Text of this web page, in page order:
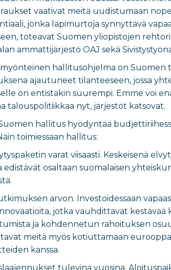
vaativat meitä uudistumaan
jonka läpimurtoja synnyttävä
toteavat Suomen yliopistojen
ammattijärjestö OAJ sekä
hallitusohjelma on
ajautuneet tilanteeseen, jossa
on entistäkin suurempi. Emme voi
talouspolitiikkaa nyt, järjestöt katsovat.
hallitus hyödyntää
toimiessaan hallitus:
varat viisaasti. Keskeisenä
osaltaan suomalaisen
arvon. Investoidessaan
jotka vauhdittavat kestävää
ja kohdennetun rahoituksen
meitä myös kotiuttamaan
kanssa.
tulevina vuosina.